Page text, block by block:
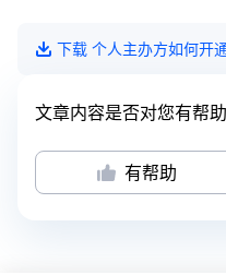
下载 个人主办方如何开
文章内容是否对您有帮助
有帮助